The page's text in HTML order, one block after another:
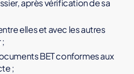
après vérification de sa
elles et avec les autres
BET conformes aux
;